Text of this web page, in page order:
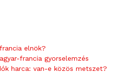
elnök?
francia gyorselemzés
harca: van-e közös metszet?